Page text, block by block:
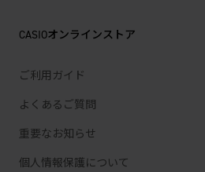
CASIOオンラインストア
ご利用ガイド
よくあるご質問
重要なお知らせ
個人情報保護について